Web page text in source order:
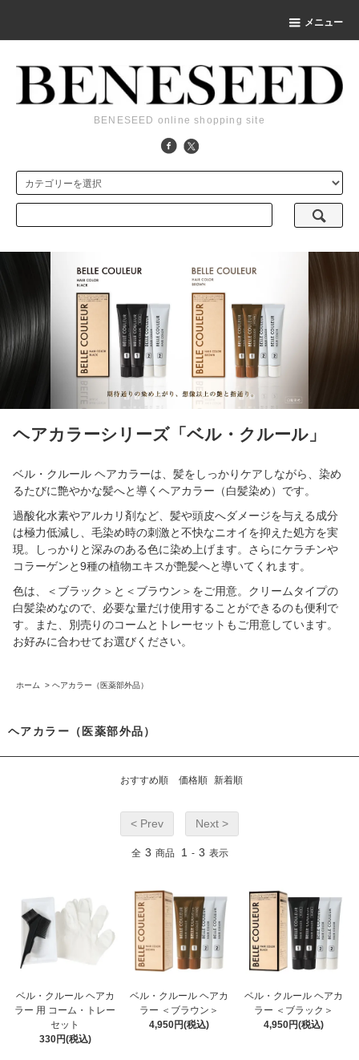
メニュー
BENESEED online shopping site
ヘアカラーシリーズ「ベル・クルール」
ベル・クルール ヘアカラーは、髪をしっかりケアしながら、染め
るたびに艶やかな髪へと導くヘアカラー（白髪染め）です。
過酸化水素やアルカリ剤など、髪や頭皮へダメージを与える成分
は極力低減し、毛染め時の刺激と不快なニオイを抑えた処方を実
現。しっかりと深みのある色に染め上げます。さらにケラチンや
コラーゲンと9種の植物エキスが艶髪へと導いてくれます。
色は、＜ブラック＞と＜ブラウン＞をご用意。クリームタイプの
白髪染めなので、必要な量だけ使用することができるのも便利で
す。また、別売りのコームとトレーセットもご用意しています。
お好みに合わせてお選びください。
ホーム > ヘアカラー（医薬部外品）
ヘアカラー（医薬部外品）
おすすめ順 価格順 新着順
< Prev Next >
全 3 商品 1 - 3 表示
ベル・クルール ヘアカ
ラー 用 コーム・トレー
セット
330円(税込)
ベル・クルール ヘアカ
ラー ＜ブラウン＞
4,950円(税込)
ベル・クルール ヘアカ
ラー ＜ブラック＞
4,950円(税込)